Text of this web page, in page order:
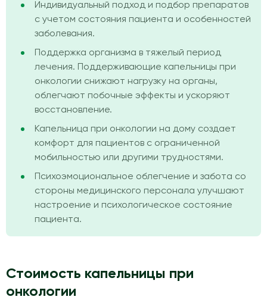
Индивидуальный подход и подбор препаратов
с учетом состояния пациента и особенностей
заболевания.
Поддержка организма в тяжелый период
лечения. Поддерживающие капельницы при
онкологии снижают нагрузку на органы,
облегчают побочные эффекты и ускоряют
восстановление.
Капельница при онкологии на дому создает
комфорт для пациентов с ограниченной
мобильностью или другими трудностями.
Психоэмоциональное облегчение и забота со
стороны медицинского персонала улучшают
настроение и психологическое состояние
пациента.
Стоимость капельницы при
онкологии